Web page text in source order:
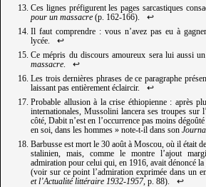
Ces lignes préfigurent les pages sarcastiques
pour un massacre (p. 162-166).
↩︎
Il faut comprendre : vous n’avez pas eu à
lycée.
↩︎
Ce mépris du discours amoureux sera lui aussi
massacre
↩︎
Les trois dernières phrases de ce paragraphe
laissant pas entièrement éclaircir.
↩︎
Probable allusion à la crise éthiopienne : après
internationales, Mussolini lancera ses troupes sur
côté, Dabit n’est en l’occurrence pas moins
en soi, dans les hommes » note-t-il dans son
Barbusse est mort le 30 août à Moscou, où il était
stalinien, mais, comme le montre l’ajout
admiration pour celui qui, en 1916, avait dénoncé
(voir sur ce point l’admiration exprimée dans un
et l’Actualité littéraire 1932-1957, p. 88).
↩︎